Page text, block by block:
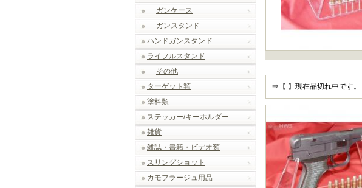
ガンケース
ガンスタンド
ハンドガンスタンド
ライフルスタンド
その他
ターゲット類
塗料類
ステッカー/キーホルダー…
雑貨
雑誌・書籍・ビデオ類
スリングショット
カモフラージュ用品
⇒【 】現在品切れ中です。